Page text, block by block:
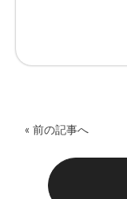
« 前の記事へ